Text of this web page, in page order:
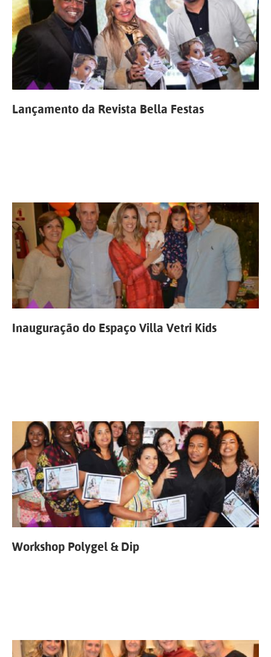
Lançamento da Revista Bella Festas
Inauguração do Espaço Villa Vetri Kids
Workshop Polygel & Dip